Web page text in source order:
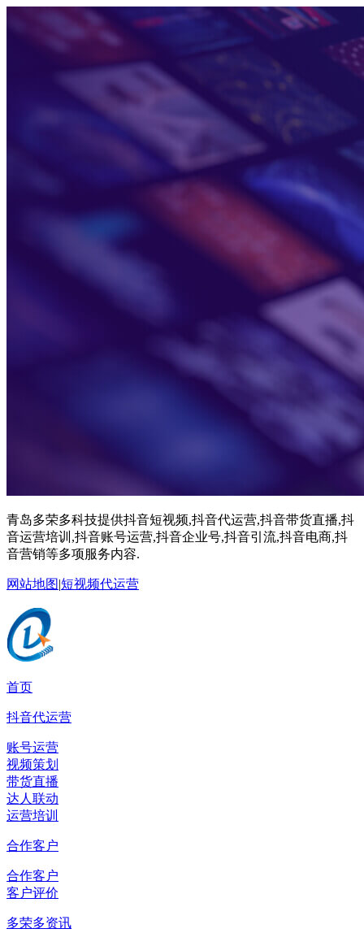
青岛多荣多科技提供抖音短视频,抖音代运营,抖音带货直播,抖
音运营培训,抖音账号运营,抖音企业号,抖音引流,抖音电商,抖
音营销等多项服务内容.
网站地图|短视频代运营
首页
抖音代运营
账号运营
视频策划
带货直播
达人联动
运营培训
合作客户
合作客户
客户评价
多荣多资讯